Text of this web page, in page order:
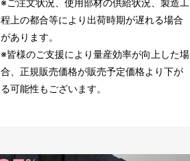
※ご注文状況、使用部材の供給状況、製造工
程上の都合等により出荷時期が遅れる場合
があります。
※皆様のご支援により量産効率が向上した場
合、正規販売価格が販売予定価格より下が
る可能性もございます。